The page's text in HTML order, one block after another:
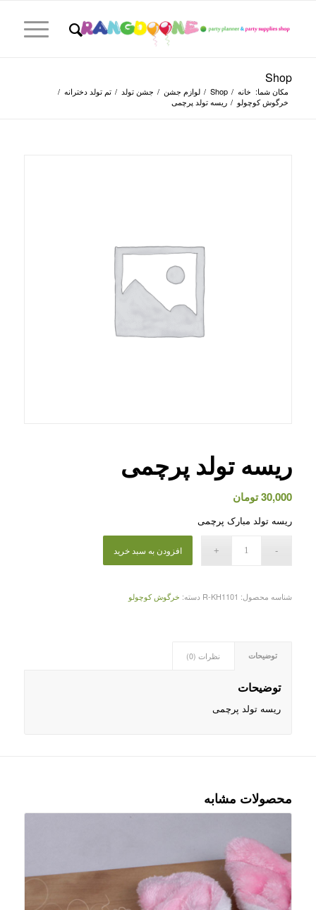
Shop
مکان شما: خانه /
Shop
/ لوازم جشن / جشن تولد / تم تولد دخترانه /
خرگوش کوچولو / ریسه تولد پرچمی
ریسه تولد پرچمی
30,000تومان
ریسه تولد مبارک پرچمی
افزودن به سبد خرید
شناسه محصول: R-KH1101 دسته: خرگوش کوچولو
توضیحات نظرات (0)
توضیحات
ریسه تولد پرچمی
محصولات مشابه